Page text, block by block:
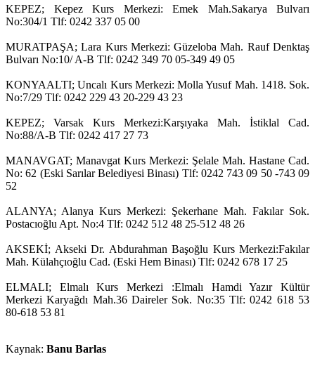
KEPEZ; Kepez Kurs Merkezi: Emek Mah.Sakarya Bulvarı
No:304/1 Tlf: 0242 337 05 00
MURATPAŞA; Lara Kurs Merkezi: Güzeloba Mah. Rauf Denktaş
Bulvarı No:10/ A-B Tlf: 0242 349 70 05-349 49 05
KONYAALTI; Uncalı Kurs Merkezi: Molla Yusuf Mah. 1418. Sok.
No:7/29 Tlf: 0242 229 43 20-229 43 23
KEPEZ; Varsak Kurs Merkezi:Karşıyaka Mah. İstiklal Cad.
No:88/A-B Tlf: 0242 417 27 73
MANAVGAT; Manavgat Kurs Merkezi: Şelale Mah. Hastane Cad.
No: 62 (Eski Sarılar Belediyesi Binası) Tlf: 0242 743 09 50 -743 09
52
ALANYA; Alanya Kurs Merkezi: Şekerhane Mah. Fakılar Sok.
Postacıoğlu Apt. No:4 Tlf: 0242 512 48 25-512 48 26
AKSEKİ; Akseki Dr. Abdurahman Başoğlu Kurs Merkezi:Fakılar
Mah. Külahçıoğlu Cad. (Eski Hem Binası) Tlf: 0242 678 17 25
ELMALI; Elmalı Kurs Merkezi :Elmalı Hamdi Yazır Kültür
Merkezi Karyağdı Mah.36 Daireler Sok. No:35 Tlf: 0242 618 53
80-618 53 81
Kaynak: Banu Barlas